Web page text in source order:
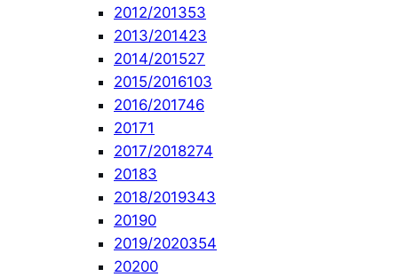
2012/201353
2013/201423
2014/201527
2015/2016103
2016/201746
20171
2017/2018274
20183
2018/2019343
20190
2019/2020354
20200